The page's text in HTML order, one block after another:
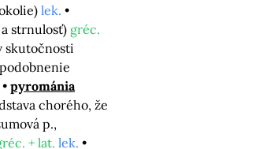
lek.
strnulosť) gréc.
skutočnosti
pyrománia
chorého, že
p.,
+ lat. lek.